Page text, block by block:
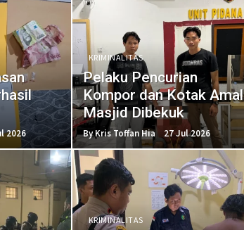
2026
KRIMINALITAS
Pelaku Pencurian
Kompor dan Kotak Amal
Masjid Dibekuk
By Kris Toffan Hia 27 Jul 2026
KRIMINALITAS